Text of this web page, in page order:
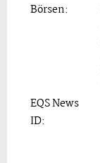
Börsen:
EQS News
ID: